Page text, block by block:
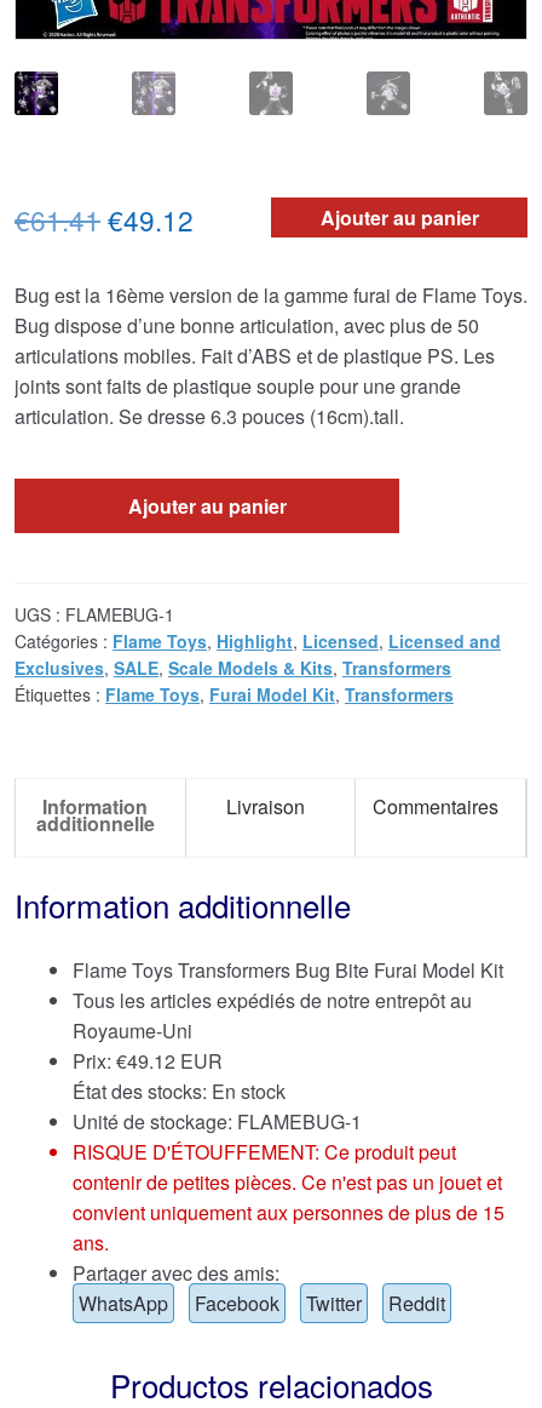
Ajouter au panier
€61.41Le
initial
était :
€61.41.
€49.12
actuel
est :
€49.12.
Bug est la 16ème version de la gamme furai de Flame Toys.
Bug dispose d’une bonne articulation, avec plus de 50
articulations mobiles. Fait d’ABS et de plastique PS. Les
joints sont faits de plastique souple pour une grande
articulation. Se dresse 6.3 pouces (16cm).tall.
Ajouter au panier
UGS : FLAMEBUG-1
Catégories : Flame Toys, Highlight, Licensed, Licensed and
Exclusives, SALE, Scale Models & Kits, Transformers
Étiquettes : Flame Toys, Furai Model Kit, Transformers
Information
additionnelle
Livraison Commentaires
Information additionnelle
Flame Toys Transformers Bug Bite Furai Model Kit
Tous les articles expédiés de notre entrepôt au
Royaume-Uni
Prix: €49.12 EUR
État des stocks: En stock
Unité de stockage: FLAMEBUG-1
RISQUE D'ÉTOUFFEMENT: Ce produit peut
contenir de petites pièces. Ce n'est pas un jouet et
convient uniquement aux personnes de plus de 15
ans.
Partager avec des amis:
WhatsApp
Facebook Twitter Reddit
Productos relacionados